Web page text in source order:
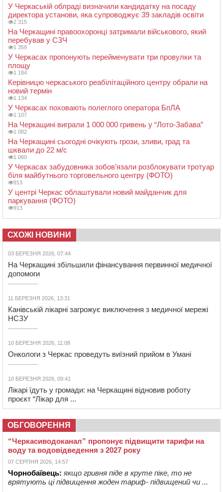
У Черкаській облраді визначили кандидатку на посаду
директора установи, яка супроводжує 39 закладів освіти
2 315
На Черкащині правоохоронці затримали військового, який
перебував у СЗЧ
1 359
У Черкасах пропонують перейменувати три провулки та
площу
1 184
Керівницю черкаського реабілітаційного центру обрали на
новий термін
1 134
У Черкасах поховають полеглого оператора БпЛА
1 107
На Черкащині виграли 1 000 000 гривень у “Лото-Забава”
1 082
На Черкащині сьогодні очікують грози, зливи, град та
шквали до 22 м/с
1 060
У Черкасах забудовника зобов’язали розблокувати тротуар
біля майбутнього торговельного центру (ФОТО)
913
У центрі Черкас облаштували новий майданчик для
паркування (ФОТО)
913
СХОЖІ НОВИНИ
03 БЕРЕЗНЯ 2026, 07:44
На Черкащині збільшили фінансування первинної медичної
допомоги
11 БЕРЕЗНЯ 2026, 13:31
Канівській лікарні загрожує виключення з медичної мережі
НСЗУ
10 БЕРЕЗНЯ 2026, 11:08
Онкологи з Черкас проведуть виїзний прийом в Умані
10 БЕРЕЗНЯ 2026, 09:41
Лікарі їдуть у громади: на Черкащині відновив роботу
проєкт “Лікар для ...
ОБГОВОРЕННЯ
“Черкасиводоканал” пропонує підвищити тарифи на
воду та водовідведення з 2027 року
07 СЕРПНЯ 2026, 14:57
Чорнобаївець: якщо гривня піде в круте піке, то не
врятують ці підвищення жоден тариф- підвищений чи ...